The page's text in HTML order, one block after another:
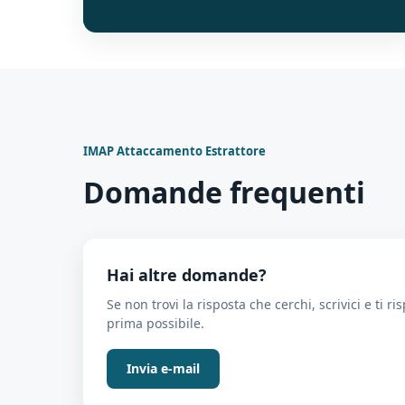
IMAP Attaccamento Estrattore
Domande frequenti
Hai altre domande?
Se non trovi la risposta che cerchi, scrivici e ti
prima possibile.
Invia e-mail